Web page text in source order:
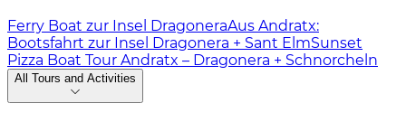
Ferry Boat zur Insel DragoneraAus Andratx:
Bootsfahrt zur Insel Dragonera + Sant ElmSunset
Pizza Boat Tour Andratx – Dragonera + Schnorcheln
All Tours and Activities